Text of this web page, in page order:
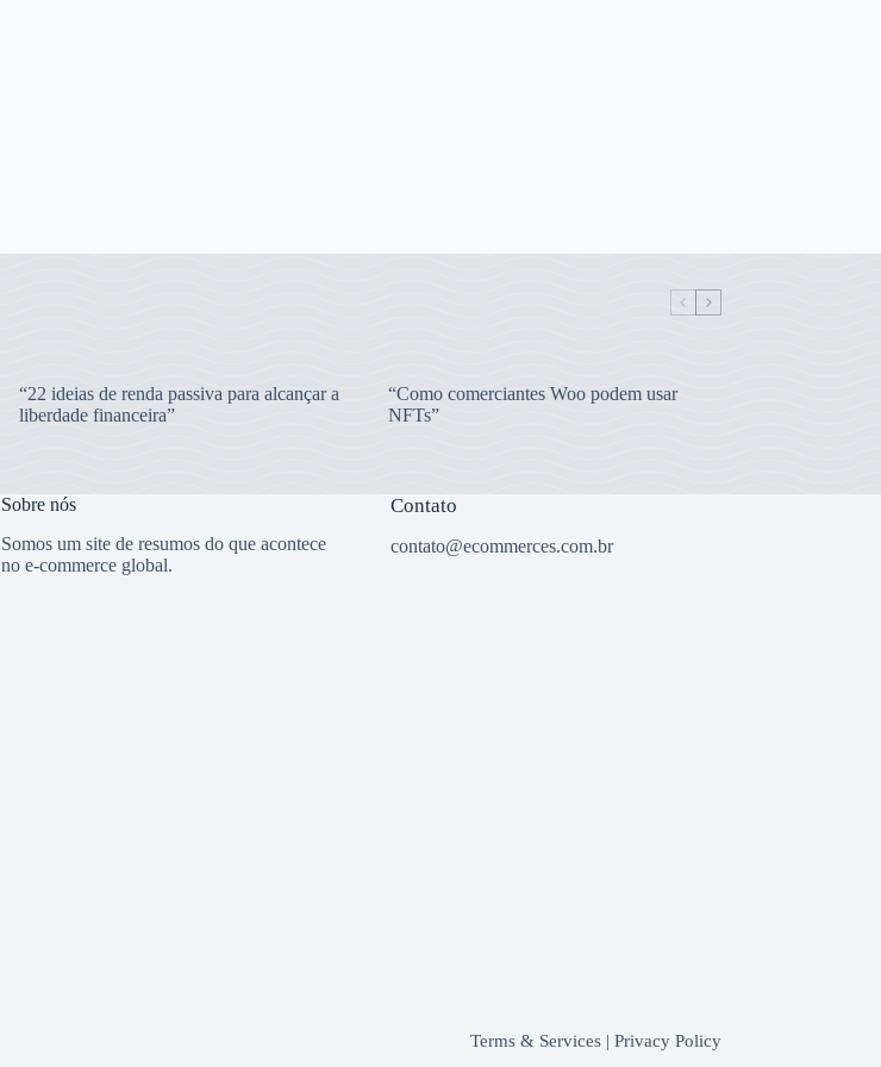
“22 ideias de renda passiva para alcançar a
liberdade financeira”
“Como comerciantes Woo podem usar
NFTs”
Sobre nós
Somos um site de resumos do que acontece
no e-commerce global.
Contato
contato@ecommerces.com.br
Terms & Services| Privacy Policy